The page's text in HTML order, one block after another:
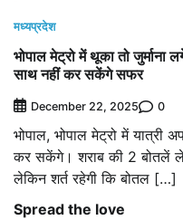
मध्यप्रदेश
भोपाल मेट्रो में थूका तो
साथ नहीं कर सकेंगे सफर
December 22, 2025 0
भोपाल, भोपाल मेट्रो में
कर सकेंगे। शराब की 2 बोतलें
लेकिन शर्त रहेगी कि बोतल […]
Spread the love